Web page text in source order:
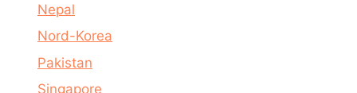
Nepal
Nord-Korea
Pakistan
Singapore